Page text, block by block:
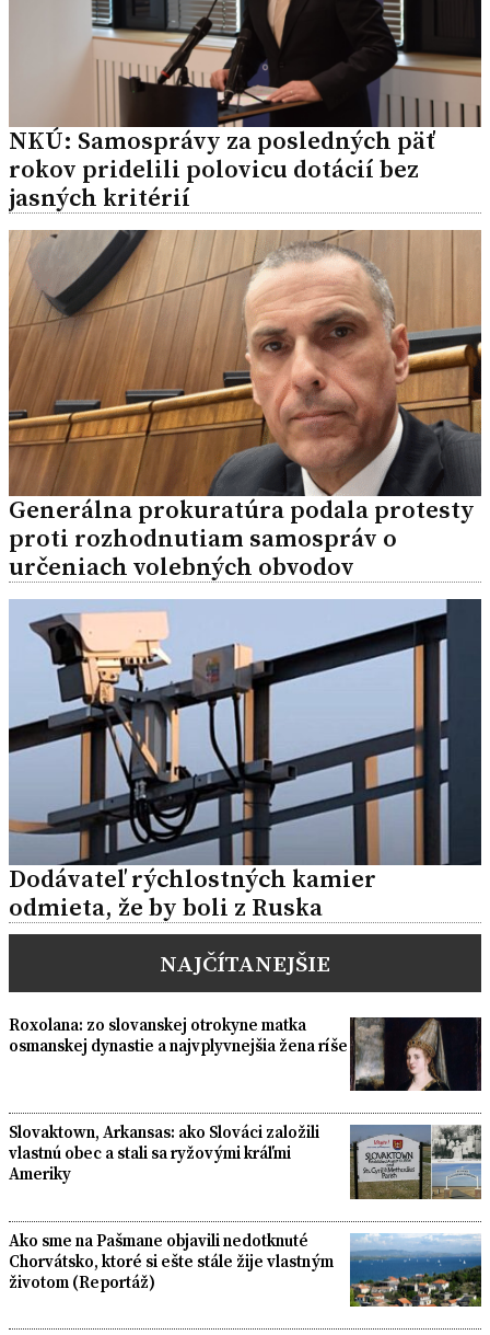
NKÚ: Samosprávy za posledných päť
rokov pridelili polovicu dotácií bez
jasných kritérií
Generálna prokuratúra podala protesty
proti rozhodnutiam samospráv o
určeniach volebných obvodov
Dodávateľ rýchlostných kamier
odmieta, že by boli z Ruska
NAJČÍTANEJŠIE
Roxolana: zo slovanskej otrokyne matka
osmanskej dynastie a najvplyvnejšia žena ríše
Slovaktown, Arkansas: ako Slováci založili
vlastnú obec a stali sa ryžovými kráľmi
Ameriky
Ako sme na Pašmane objavili nedotknuté
Chorvátsko, ktoré si ešte stále žije vlastným
životom (Reportáž)